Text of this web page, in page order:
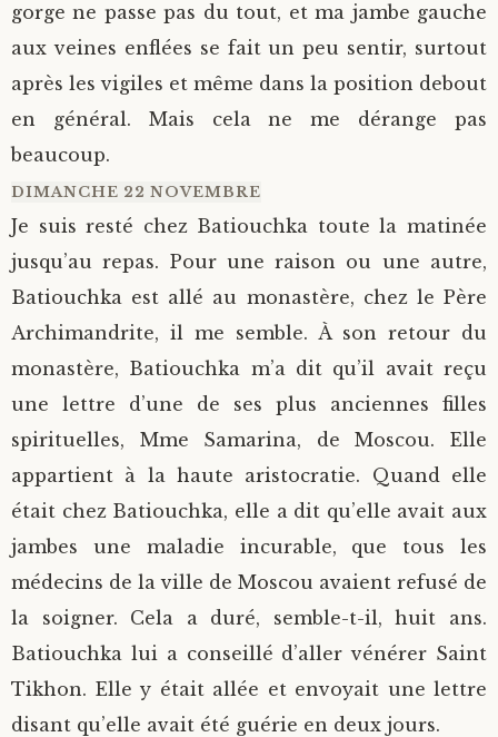
gorge ne passe pas du tout, et ma jambe gauche
aux veines enflées se fait un peu sentir, surtout
après les vigiles et même dans la position debout
en général. Mais cela ne me dérange pas
beaucoup.
DIMANCHE 22 NOVEMBRE
Je suis resté chez Batiouchka toute la matinée
jusqu’au repas. Pour une raison ou une autre,
Batiouchka est allé au monastère, chez le Père
Archimandrite, il me semble. À son retour du
monastère, Batiouchka m’a dit qu’il avait reçu
une lettre d’une de ses plus anciennes filles
spirituelles, Mme Samarina, de Moscou. Elle
appartient à la haute aristocratie. Quand elle
était chez Batiouchka, elle a dit qu’elle avait aux
jambes une maladie incurable, que tous les
médecins de la ville de Moscou avaient refusé de
la soigner. Cela a duré, semble-t-il, huit ans.
Batiouchka lui a conseillé d’aller vénérer Saint
Tikhon. Elle y était allée et envoyait une lettre
disant qu’elle avait été guérie en deux jours.